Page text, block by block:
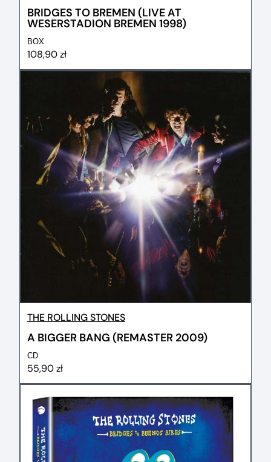
BRIDGES TO BREMEN (LIVE AT
WESERSTADION BREMEN 1998)
BOX
108,90 zł
THE ROLLING STONES
A BIGGER BANG (REMASTER 2009)
CD
55,90 zł